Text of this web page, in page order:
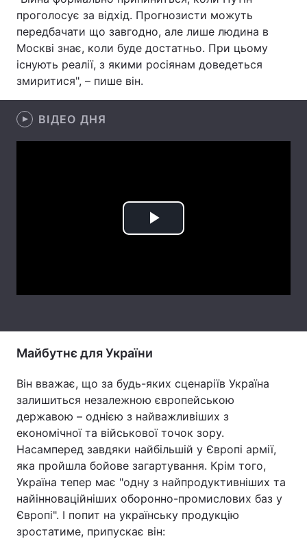
Відео з Youtube
Інтерв'ю Думки
Архів Вакансії
проголосує за відхід. Прогнозисти можуть
передбачати що завгодно, але лише людина в
Москві знає, коли буде достатньо. При цьому
існують реалії, з якими росіянам доведеться
змиритися", – пише він.
ВІДЕО ДНЯ
Play
Майбутнє для України
Він вважає, що за будь-яких сценаріїв Україна
залишиться незалежною європейською
державою – однією з найважливіших з
економічної та військової точок зору.
Насамперед завдяки найбільшій у Європі армії,
яка пройшла бойове загартування. Крім того,
Україна тепер має "одну з найпродуктивніших та
найінноваційніших оборонно-промислових баз у
Європі". І попит на українську продукцію
зростатиме, припускає він: